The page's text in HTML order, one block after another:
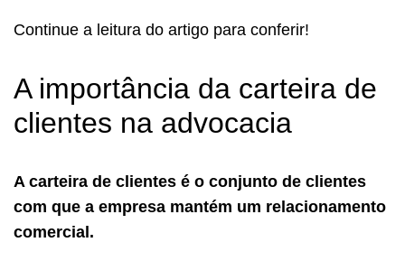
Continue a leitura do artigo para conferir!
A importância da carteira de
clientes na advocacia
A carteira de clientes é o conjunto de clientes
com que a empresa mantém um relacionamento
comercial.